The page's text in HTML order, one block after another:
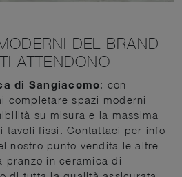
DEL BRAND
ATTENDONO
di Sangiacomo: con
completare spazi moderni
su misura e la massima
tavoli fissi. Contattaci per info
nostro punto vendita le altre
pranzo in ceramica di